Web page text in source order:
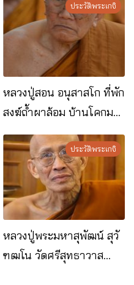
ประวัติพระเกจิ
หลวงปู่สอน อนุสาสโก ที่พัก
สงฆ์ถ้ำผาล้อม บ้านโคกมน
ต.ผาน้อย อ.วังสะพุง จ.เลย
ประวัติพระเกจิ
หลวงปู่พระมหาสุพัฒน์ สุวั
ฑฒโน วัดศรีสุทธาวาส